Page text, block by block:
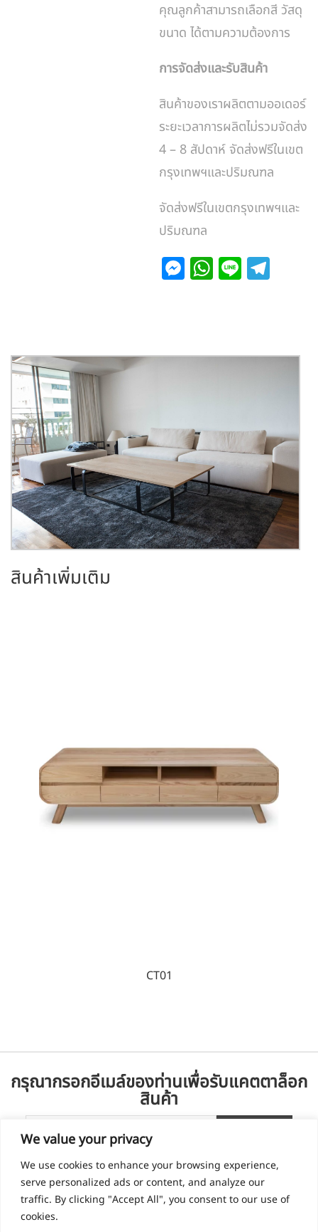
We value your privacy
We use cookies to enhance your browsing experience,
serve personalized ads or content, and analyze our
traffic. By clicking "Accept All", you consent to our use of
cookies.
คุณลูกค้าสามารถเลือกสี วัสดุ
ขนาด ได้ตามความต้องการ
การจัดส่งและรับสินค้า
สินค้าของเราผลิตตามออเดอร์
ระยะเวลาการผลิตไม่รวมจัดส่ง
4 – 8 สัปดาห์ จัดส่งฟรีในเขต
กรุงเทพฯและปริมณฑล
จัดส่งฟรีในเขตกรุงเทพฯและ
ปริมณฑล
M
e
er
W
A
Li
a
สินค้าเพิ่มเติม
CT01
กรุณากรอกอีเมล์ของท่านเพื่อรับแคตตาล็อก
สินค้า